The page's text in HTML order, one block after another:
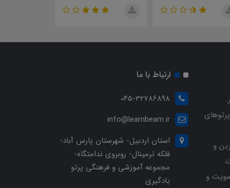
و
و
ارتباط با ما
045-32786898
info@learnbeam.ir
استان اردبیل- شهرستان پارس آباد-
فلکه ترمینال- روبروی ندامتگاه-
مجموعه آموزشی و فرهنگی پرتو
یادگیری